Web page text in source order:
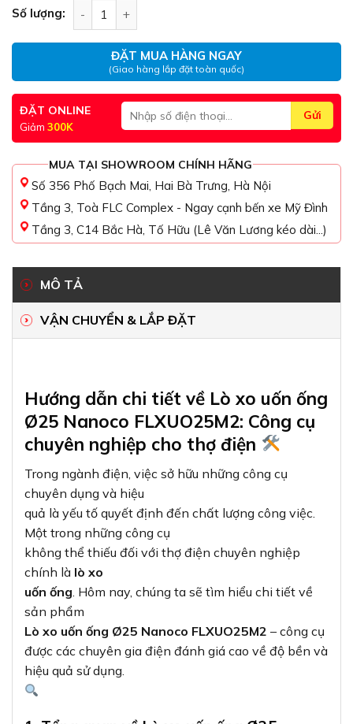
Số lượng:
ĐẶT MUA HÀNG NGAY
(Giao hàng lắp đặt toàn quốc)
ĐẶT ONLINE
Giảm 300K
MUA TẠI SHOWROOM CHÍNH HÃNG
Số 356 Phố Bạch Mai, Hai Bà Trưng, Hà Nội
Tầng 3, Toà FLC Complex - Ngay cạnh bến xe Mỹ Đình
Tầng 3, C14 Bắc Hà, Tố Hữu (Lê Văn Lương kéo dài...)
MÔ TẢ
VẬN CHUYỂN & LẮP ĐẶT
Hướng dẫn chi tiết về Lò xo uốn ống
Ø25 Nanoco FLXUO25M2: Công cụ
chuyên nghiệp cho thợ điện
Trong ngành điện, việc sở hữu những công cụ
chuyên dụng và hiệu
quả là yếu tố quyết định đến chất lượng công việc.
Một trong những công cụ
không thể thiếu đối với thợ điện chuyên nghiệp
chính là lò xo
uốn ống. Hôm nay, chúng ta sẽ tìm hiểu chi tiết về
sản phẩm
Lò xo uốn ống Ø25 Nanoco FLXUO25M2 – công cụ
được các chuyên gia điện đánh giá cao về độ bền và
hiệu quả sử dụng.